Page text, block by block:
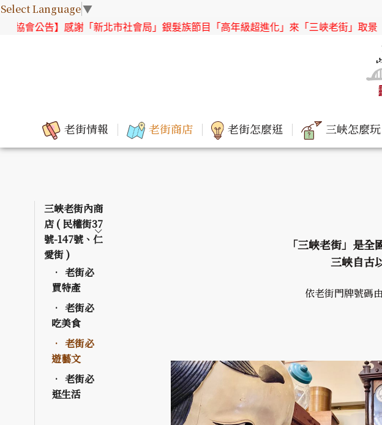
Select Language▼
謝「新北市社會局」銀髮族節目「高年級超進化」來「三峽老街」取景 【協會公告】
老街情報 老街商店 老街怎麼逛 三峽怎麼玩
三峽老街內商
店 ( 民權街37
號-147號、仁
愛街 )
老街必
買特產
老街必
吃美食
老街必
遊藝文
老街必
逛生活
「三峽老街」是
三峽自古
依老街門牌號碼